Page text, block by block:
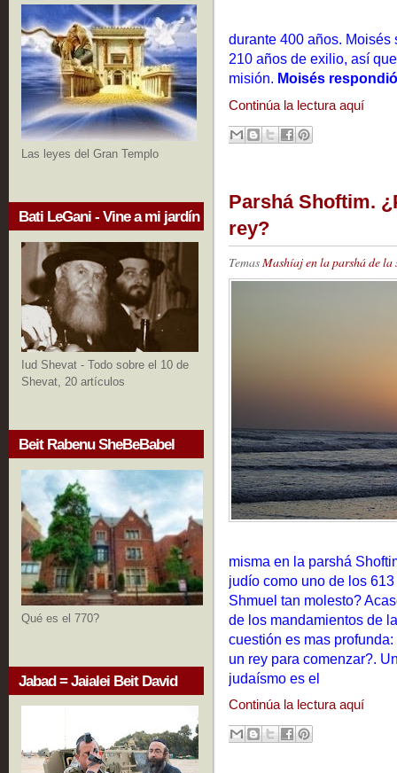
Las leyes del Gran Templo
Bati LeGani - Vine a mi jardín
Iud Shevat - Todo sobre el 10 de
Shevat, 20 artículos
Beit Rabenu SheBeBabel
Qué es el 770?
Jabad = Jaialei Beit David
durante 400 años.
210 años de exilio, así
misión. Moisés
Continúa la lectura aquí
Parshá Shoftim.
rey?
Temas Mashíaj en la parshá de la
misma en la parshá
judío como uno de los
Shmuel tan molesto?
de los mandamientos de
cuestión es mas
un rey para comenzar?.
judaísmo es el
Continúa la lectura aquí